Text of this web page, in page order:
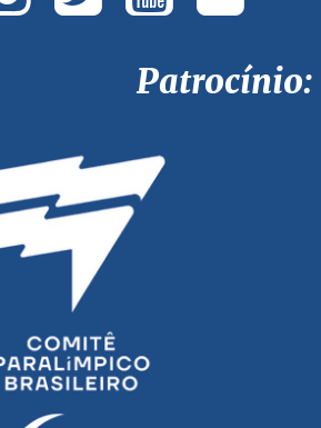
Patrocínio: